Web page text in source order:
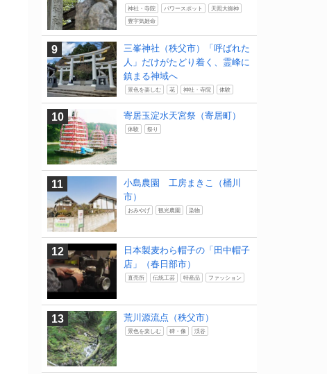
神社・寺院 パワースポット 天照大御神
豊宇気姫命
三峯神社（秩父市）「呼ばれた
人」だけがたどり着く、霊峰に
鎮まる神域へ
景色を楽しむ 花 神社・寺院 体験
寄居玉淀水天宮祭（寄居町）
体験 祭り
小島農園 工房まきこ（桶川
市）
おみやげ 観光農園 染物
日本製麦わら帽子の「田中帽子
店」（春日部市）
直売所 伝統工芸 特産品 ファッション
荒川源流点（秩父市）
景色を楽しむ 碑・像 渓谷